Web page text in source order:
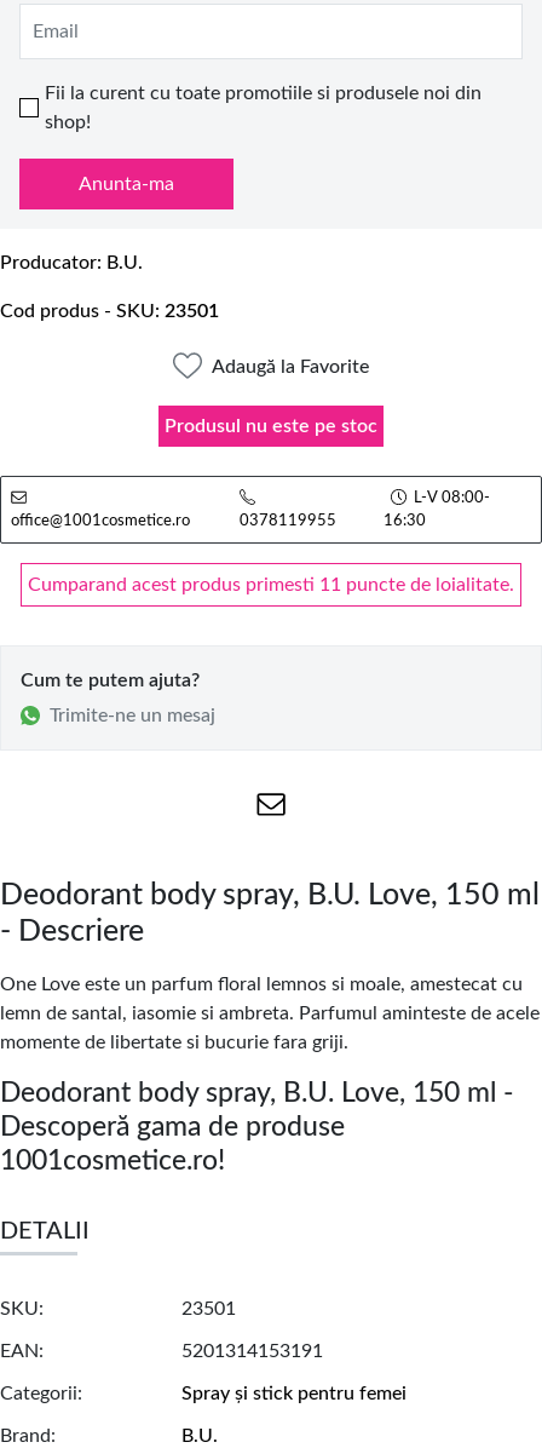
Email
Fii la curent cu toate promotiile si produsele noi din
shop!
Anunta-ma
Producator B.U.
Cod produs - SKU 23501
Adaugă la Favorite
Produsul nu este pe stoc
office@1001cosmetice.ro 0378119955
L-V 08:00-
16:30
Cumparand acest produs primesti 11 puncte de loialitate.
Cum te putem ajuta?
Trimite-ne un mesaj
Deodorant body spray, B.U. Love, 150 ml
- Descriere
One Love este un parfum floral lemnos si moale, amestecat cu
lemn de santal, iasomie si ambreta. Parfumul aminteste de acele
momente de libertate si bucurie fara griji.
Deodorant body spray, B.U. Love, 150 ml -
Descoperă gama de produse
1001cosmetice.ro!
DETALII
SKU 23501
EAN 5201314153191
Categorii Spray și stick pentru femei
Brand B.U.